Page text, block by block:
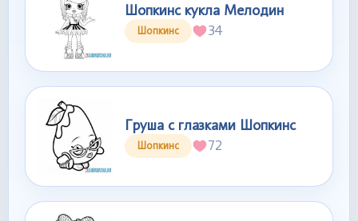
Шопкинс кукла Мелодин
Шопкинс 34
Груша с глазками Шопкинс
Шопкинс 72